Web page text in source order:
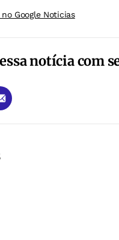
no Google Noticias
notícia com